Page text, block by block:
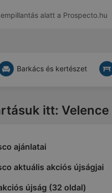
alatt a Prospecto.hu
Barkács és kertészet
itt: Velence
ajánlatai
aktuális akciós újságjai
újság (32 oldal)